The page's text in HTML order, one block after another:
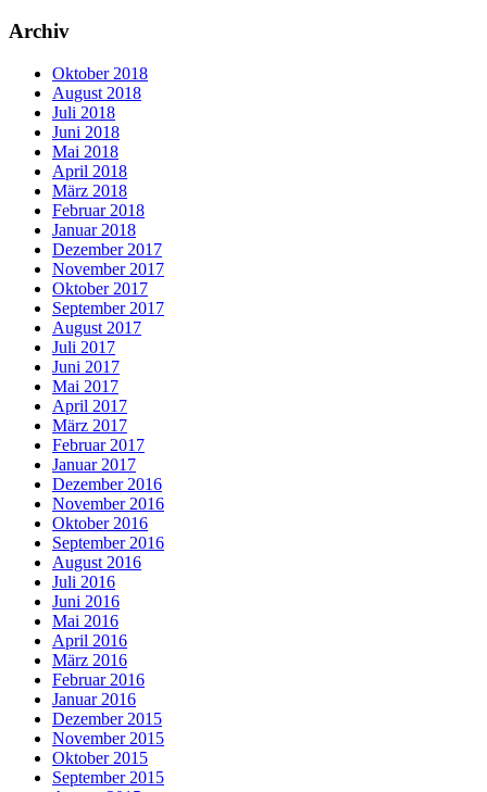
Archiv
Oktober 2018
August 2018
Juli 2018
Juni 2018
Mai 2018
April 2018
März 2018
Februar 2018
Januar 2018
Dezember 2017
November 2017
Oktober 2017
September 2017
August 2017
Juli 2017
Juni 2017
Mai 2017
April 2017
März 2017
Februar 2017
Januar 2017
Dezember 2016
November 2016
Oktober 2016
September 2016
August 2016
Juli 2016
Juni 2016
Mai 2016
April 2016
März 2016
Februar 2016
Januar 2016
Dezember 2015
November 2015
Oktober 2015
September 2015